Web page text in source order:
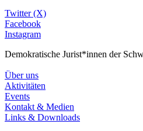
Twitter (X)
Facebook
Instagram
Demokratische Jurist*innen der
Über uns
Aktivitäten
Events
Kontakt & Medien
Links & Downloads